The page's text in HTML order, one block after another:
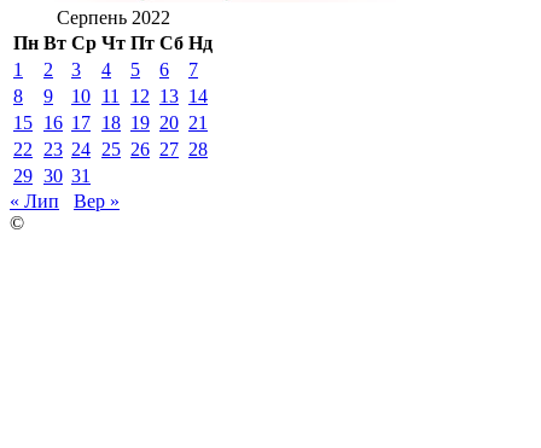
Серпень 2022
Пн Вт Ср Чт Пт Сб Нд
1
2 3 4 5 6
7
8
9 10 11 12 13 14
15 16 17 18 19 20 21
22
23 24 25 26 27 28
29 30 31
« Лип
Вер »
©